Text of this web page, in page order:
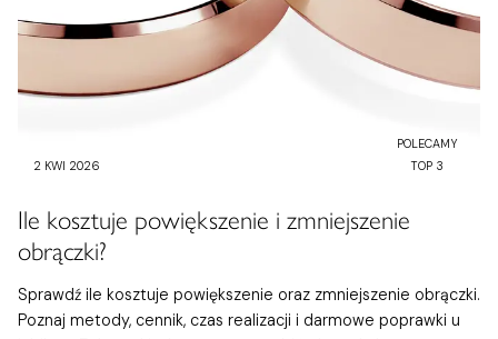
2 KWI 2026
POLECAMY
TOP 3
Ile kosztuje powiększenie i zmniejszenie
obrączki?
Sprawdź ile kosztuje powiększenie oraz zmniejszenie obrączki.
Poznaj metody, cennik, czas realizacji i darmowe poprawki u